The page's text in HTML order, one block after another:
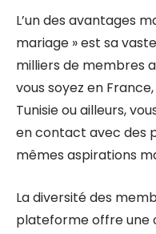
L’un des avantages
mariage » est sa
milliers de membres
vous soyez en
Tunisie ou ailleurs,
en contact avec des
mêmes aspirations
La diversité des
plateforme offre une